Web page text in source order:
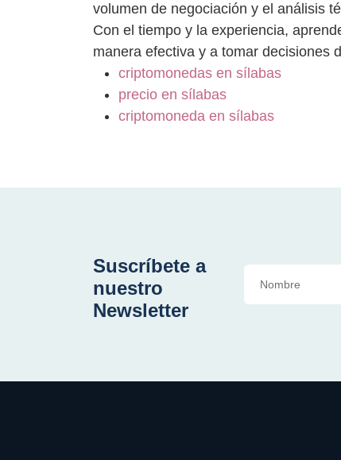
volumen de negociación y el análisis
Con el tiempo y la experiencia,
manera efectiva y a tomar decisiones
criptomonedas en sílabas
precio en sílabas
criptomoneda en sílabas
Suscríbete a
nuestro
Newsletter